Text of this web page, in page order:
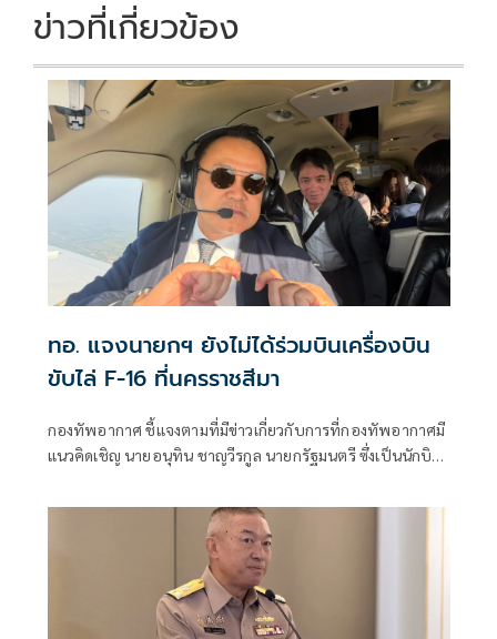
ข่าวที่เกี่ยวข้อง
ทอ. แจงนายกฯ ยังไม่ได้ร่วมบินเครื่องบิน
ขับไล่ F-16 ที่นครราชสีมา
กองทัพอากาศ ชี้แจงตามที่มีข่าวเกี่ยวกับการที่กองทัพอากาศมี
แนวคิดเชิญ นายอนุทิน ชาญวีรกูล นายกรัฐมนตรี ซึ่งเป็นนักบิน
รับประสบการณ์ตรงและเข้าใจถึงขีดความสามารถของกองทัพ